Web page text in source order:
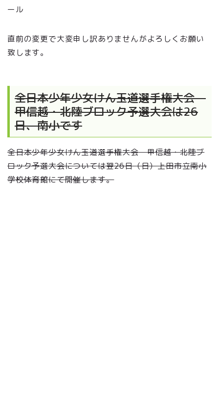
ール
直前の変更で大変申し訳ありませんがよろしくお願い
致します。
全日本少年少女けん玉道選手権大会
甲信越・北陸ブロック予選大会は26
日、南小です
全日本少年少女けん玉道選手権大会 甲信越・北陸ブ
ロック予選大会については翌26日（日）上田市立南小
学校体育館にて開催します。